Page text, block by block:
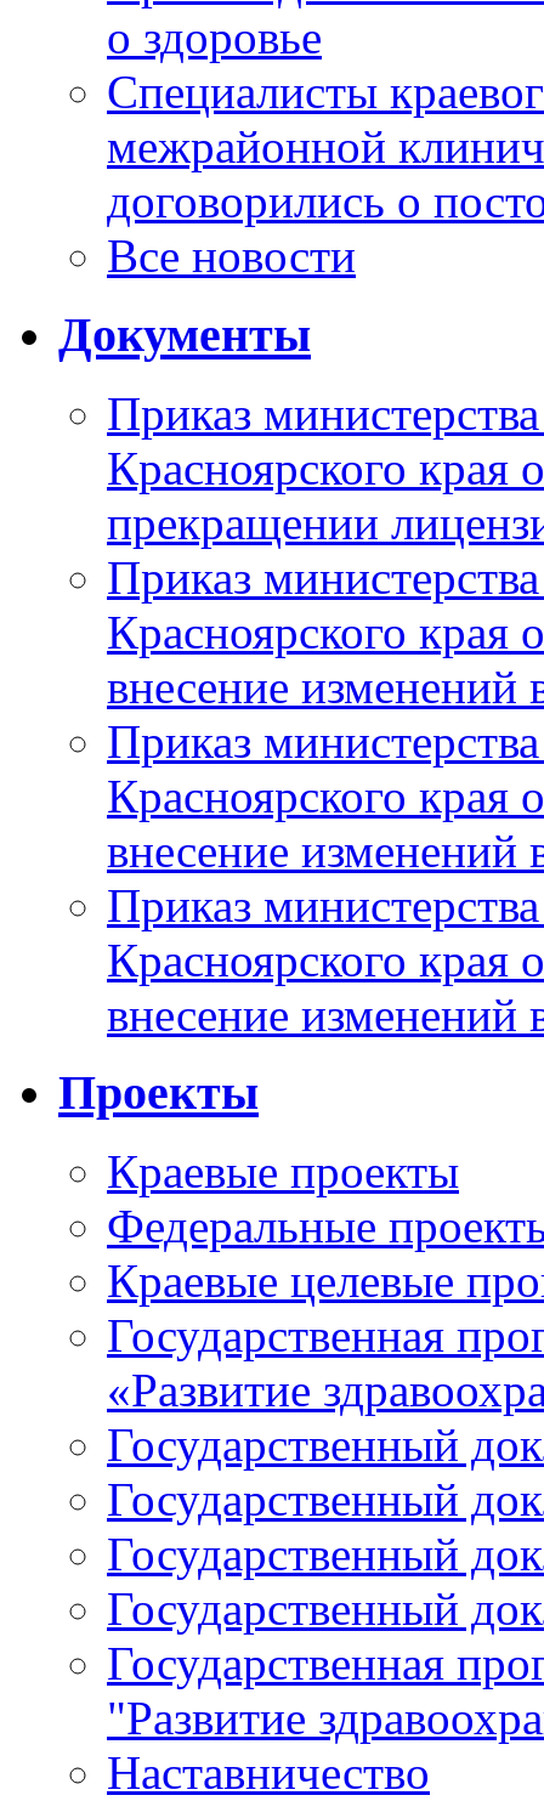
о здоровье
Специалисты
межрайонной
договорились о
Все новости
Документы
Приказ
Красноярского
прекращении
Приказ
Красноярского
внесение изменений
Приказ
Красноярского
внесение изменений
Приказ
Красноярского
внесение изменений
Проекты
Краевые проекты
Федеральные
Краевые целевые
Государственная
«Развитие
Государственный
Государственный
Государственный
Государственный
Государственная
"Развитие
Наставничество